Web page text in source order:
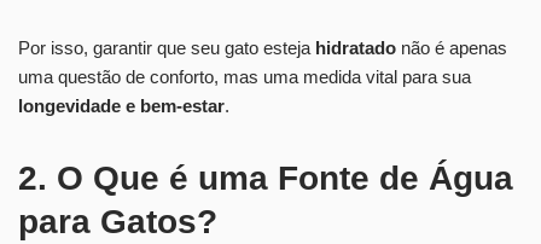
Por isso, garantir que seu gato esteja hidratado não é apenas
uma questão de conforto, mas uma medida vital para sua
longevidade e bem-estar.
2. O Que é uma Fonte de Água
para Gatos?